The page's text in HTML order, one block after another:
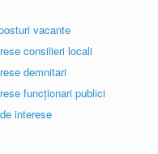
vacante
consilieri locali
demnitari
funcționari publici
interese